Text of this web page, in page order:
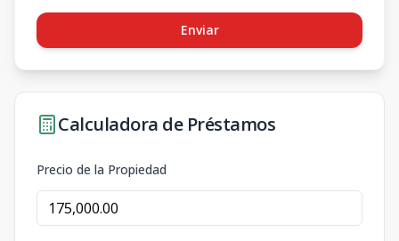
Enviar
Calculadora de Préstamos
Precio de la Propiedad